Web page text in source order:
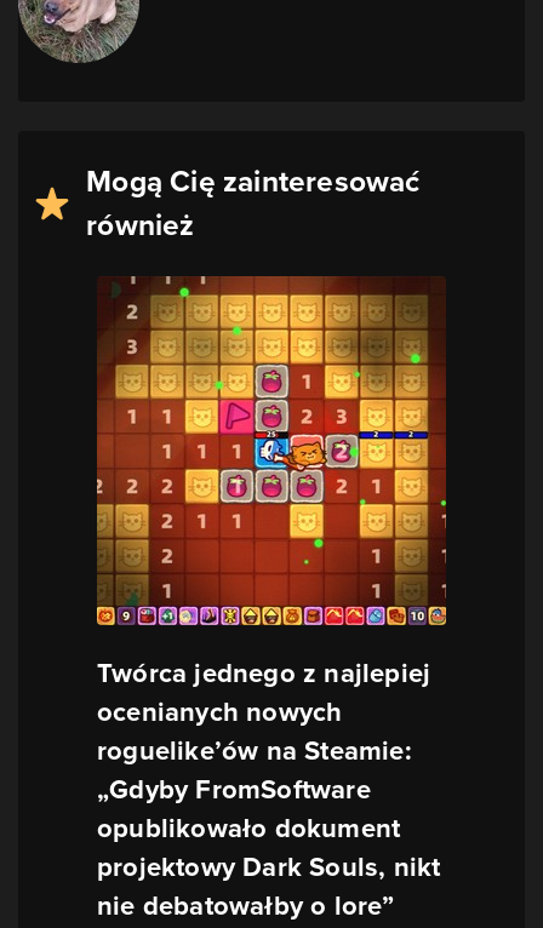
Mogą Cię zainteresować
również
Twórca jednego z najlepiej
ocenianych nowych
roguelike’ów na Steamie:
„Gdyby FromSoftware
opublikowało dokument
projektowy Dark Souls, nikt
nie debatowałby o lore”